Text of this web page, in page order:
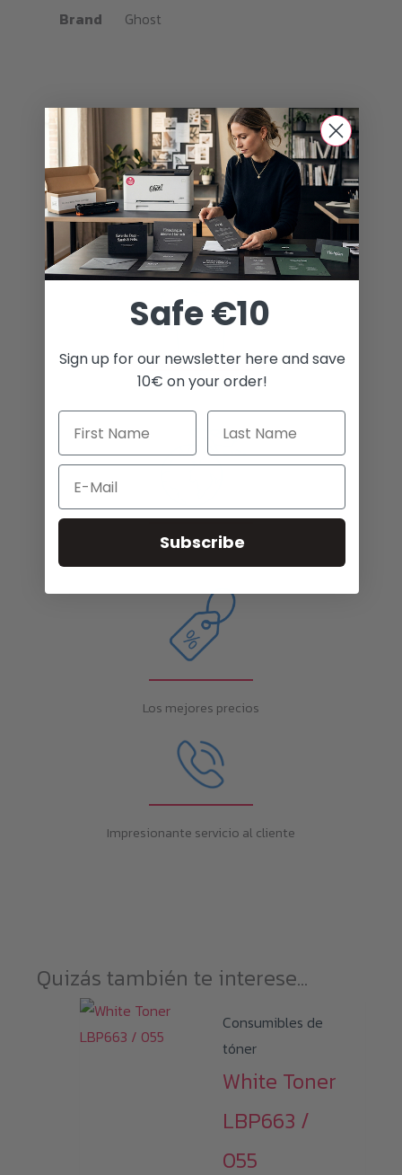
Brand Ghost
Tóner blanco para muchas impresoras
Envíos a todo el mundo
Los mejores precios
Impresionante servicio al cliente
Quizás también te interese...
Consumibles de
tóner
White Toner
LBP663 /
055
Safe €10
Sign up for our newsletter here and save
10€ on your order!
Email
Subscribe